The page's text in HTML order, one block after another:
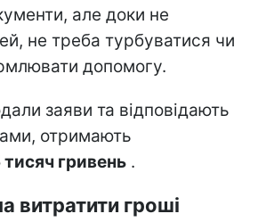
але доки не
не треба турбуватися чи
допомогу.
заяви та відповідають
отримають
тисяч гривень .
витратити гроші